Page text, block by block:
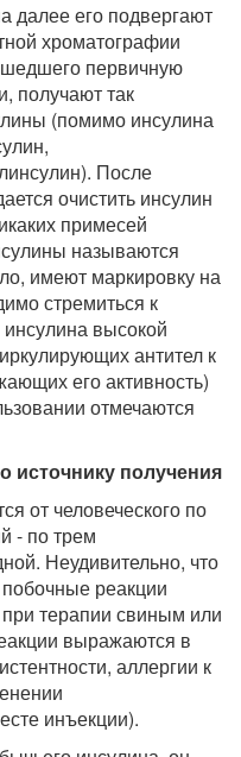
далее его подвергают
хроматографии
первичную
получают так
(помимо инсулина
После
очистить инсулин
примесей
называются
имеют маркировку на
стремиться к
высокой
антител к
его активность)
отмечаются
источнику получения
от человеческого по
- по трем
Неудивительно, что
реакции
терапии свиным или
выражаются в
аллергии к
инъекции).